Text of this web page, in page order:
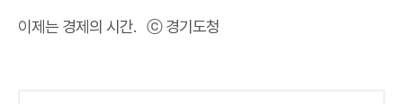
이제는 경제의 시간. ⓒ 경기도청